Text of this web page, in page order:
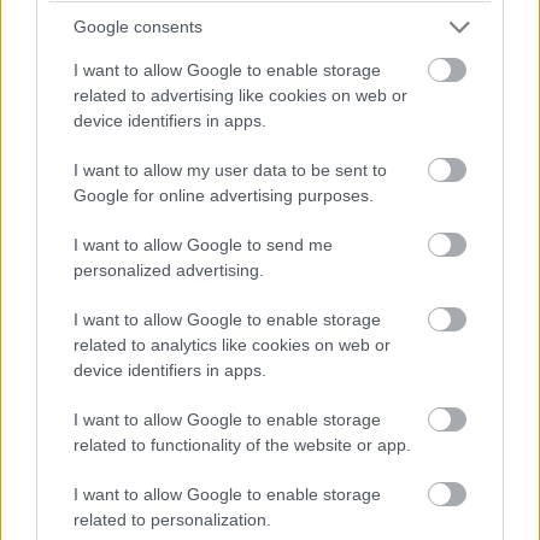
Google consents
I want to allow Google to enable storage
related to advertising like cookies on web or
device identifiers in apps.
I want to allow my user data to be sent to
Google for online advertising purposes.
I want to allow Google to send me
personalized advertising.
I want to allow Google to enable storage
related to analytics like cookies on web or
device identifiers in apps.
I want to allow Google to enable storage
related to functionality of the website or app.
I want to allow Google to enable storage
related to personalization.
zeneszámokat - ilyenkor is az adataiddal fizetsz azért,
gyűjtött információkat pedig felhasználják a cégek,
értékesítik, amiből viszont már konkrét anyagi hasznuk
származik. Nem is kevés.
Az adatgyűjtés az elmúlt években elrettentően nagy
mobilod operációs rendszere, a Windows vagy éppen a
Google gyűjt rólad és cselekedeteidről adatot, hanem
szinte minden: a játékok, a felhasználói szoftverek,
szinte minden weboldal, az otthoni okoseszközeid és ha
modernebb autód van, hát bizony az is.
Az anonimitás illúziója
A legtöbb adatgyűjtés során - és itt most maradjunk